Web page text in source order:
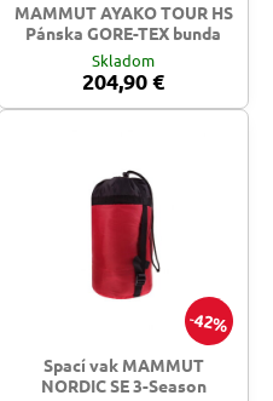
MAMMUT AYAKO TOUR HS
Pánska GORE-TEX bunda
Skladom
204,90 €
42%
Spací vak MAMMUT
NORDIC SE 3-Season